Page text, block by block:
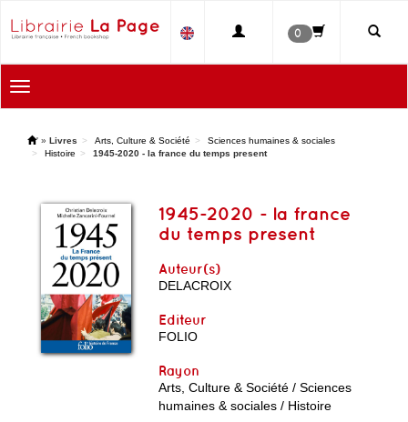
0
Toggle
navigation
' » Livres Arts, Culture & Société
Sciences humaines & sociales
Histoire
1945-2020 - la france du temps present
1945-2020 - la france
du temps present
Auteur(s)
DELACROIX
Editeur
FOLIO
Rayon
Arts, Culture & Société / Sciences
humaines & sociales / Histoire